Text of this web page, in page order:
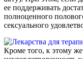
ее поддерживать
полноценного
сексуального
Кроме того, к этому